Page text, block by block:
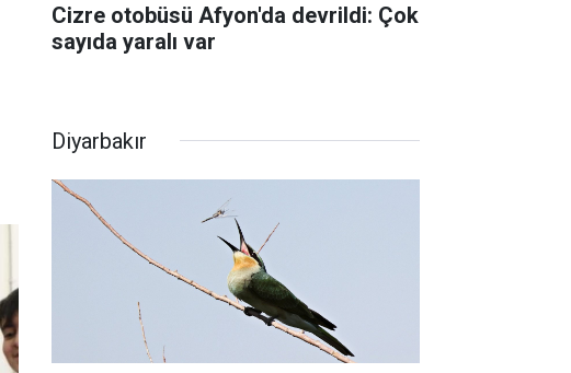
Cizre otobüsü Afyon'da devrildi: Çok
sayıda yaralı var
Diyarbakır